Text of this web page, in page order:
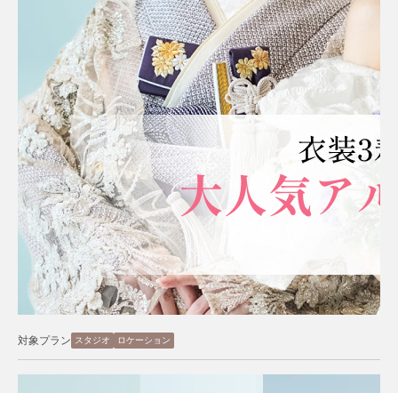
対象プラン スタジオ ロケーション